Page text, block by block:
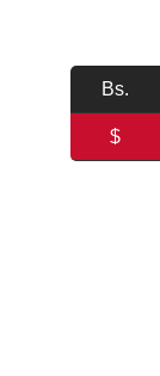
Bs.
$